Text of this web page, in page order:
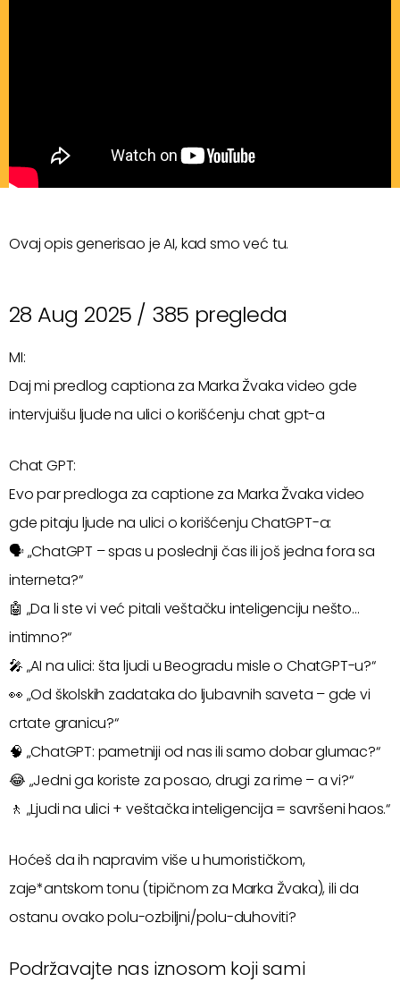
Ovaj opis generisao je AI, kad smo već tu.
28 Aug 2025 / 385 pregleda
MI:
Daj mi predlog captiona za Marka Žvaka video gde
intervjuišu ljude na ulici o korišćenju chat gpt-a
Chat GPT:
Evo par predloga za captione za Marka Žvaka video
gde pitaju ljude na ulici o korišćenju ChatGPT-a:
🗣️ „ChatGPT – spas u poslednji čas ili još jedna fora sa
interneta?“
🤖 „Da li ste vi već pitali veštačku inteligenciju nešto…
intimno?“
🎤 „AI na ulici: šta ljudi u Beogradu misle o ChatGPT-u?“
👀 „Od školskih zadataka do ljubavnih saveta – gde vi
crtate granicu?“
🧠 „ChatGPT: pametniji od nas ili samo dobar glumac?“
😂 „Jedni ga koriste za posao, drugi za rime – a vi?“
🚶 „Ljudi na ulici + veštačka inteligencija = savršeni haos.“
Hoćeš da ih napravim više u humorističkom,
zaje*antskom tonu (tipičnom za Marka Žvaka), ili da
ostanu ovako polu-ozbiljni/polu-duhoviti?
Podržavajte nas iznosom koji sami